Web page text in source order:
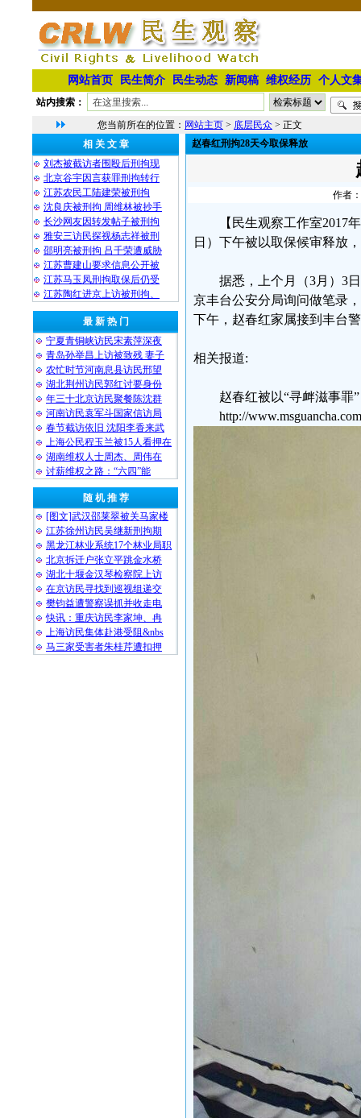
网站首页 民生简介 民生动态 新闻稿 维权经历 个人文
站内搜索：
您当前所在的位置： 网站主页 > 底层民众 > 正文
相 关 文 章
刘杰被截访者围殴后刑拘现
北京谷宇因言获罪刑拘转行
江苏农民工陆建荣被刑拘
沈良庆被刑拘 周维林被抄手
长沙网友因转发帖子被刑拘
雅安三访民探视杨志祥被刑
邵明亮被刑拘 吕千荣遭威胁
江苏曹建山要求信息公开被
江苏马玉凤刑拘取保后仍受
江苏陶红进京上访被刑拘、
最 新 热 门
宁夏青铜峡访民宋素萍深夜
青岛孙举昌上访被致残 妻子
农忙时节河南息县访民邢望
湖北荆州访民郭红讨要身份
年三十北京访民聚餐陈沈群
河南访民袁军斗国家信访局
春节截访依旧 沈阳李香来武
上海公民程玉兰被15人看押在
湖南维权人士周杰、周伟在
讨薪维权之路：“六四”能
随 机 推 荐
[图文]武汉邵莱翠被关马家楼
江苏徐州访民吴继新刑拘期
黑龙江林业系统17个林业局职
北京拆迁户张立平跳金水桥
湖北十堰金汉琴检察院上访
在京访民寻找到巡视组递交
樊钧益遭警察误抓并收走电
快讯：重庆访民李家坤、冉
上海访民集体赴港受阻&nbs
马三家受害者朱桂芹遭扣押
赵春红刑拘28天今取保释放
作者
【民生观察工作室2017
日）下午被以取保候审释放
据悉，上个月（3月）3
京丰台公安分局询问做笔录
下午，赵春红家属接到丰台
相关报道:
赵春红被以“寻衅滋事罪
http://